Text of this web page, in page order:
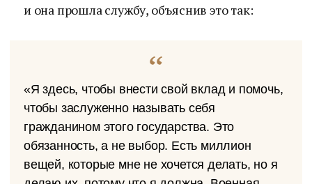
и она прошла службу, объяснив это так:
«Я здесь, чтобы внести свой вклад и помочь,
чтобы заслуженно называть себя
гражданином этого государства. Это
обязанность, а не выбор. Есть миллион
вещей, которые мне не хочется делать, но я